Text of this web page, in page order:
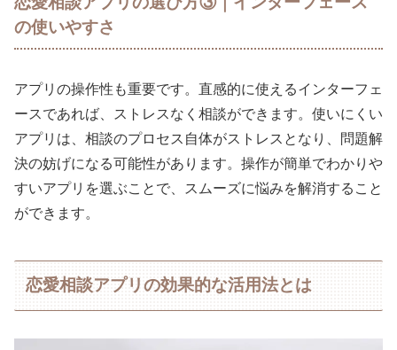
の使いやすさ
アプリの操作性も重要です。直感的に使えるインターフェ
ースであれば、ストレスなく相談ができます。使いにくい
アプリは、相談のプロセス自体がストレスとなり、問題解
決の妨げになる可能性があります。操作が簡単でわかりや
すいアプリを選ぶことで、スムーズに悩みを解消すること
ができます。
恋愛相談アプリの効果的な活用法とは